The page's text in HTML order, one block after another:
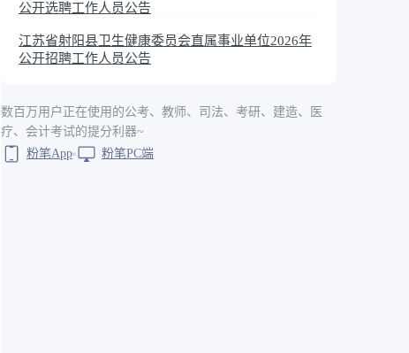
公开选聘工作人员公告
江苏省射阳县卫生健康委员会直属事业单位2026年
公开招聘工作人员公告
数百万用户正在使用的公考、教师、司法、考研、建造、医
疗、会计考试的提分利器~
粉笔App
粉笔PC端